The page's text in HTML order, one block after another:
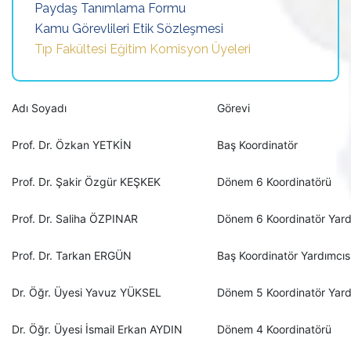
Paydaş Tanımlama Formu
Kamu Görevlileri Etik Sözleşmesi
Tıp Fakültesi Eğitim Komisyon Üyeleri
Adı Soyadı Görevi
Prof. Dr. Özkan YETKİN Baş Koordinatör
Prof. Dr. Şakir Özgür KEŞKEK Dönem 6 Koordinatörü
Prof. Dr. Saliha ÖZPINAR Dönem 6 Koordinatör
Prof. Dr. Tarkan ERGÜN Baş Koordinatör
Dr. Öğr. Üyesi Yavuz YÜKSEL Dönem 5 Koordinatör
Dr. Öğr. Üyesi İsmail Erkan AYDIN Dönem 4 Koordinatörü